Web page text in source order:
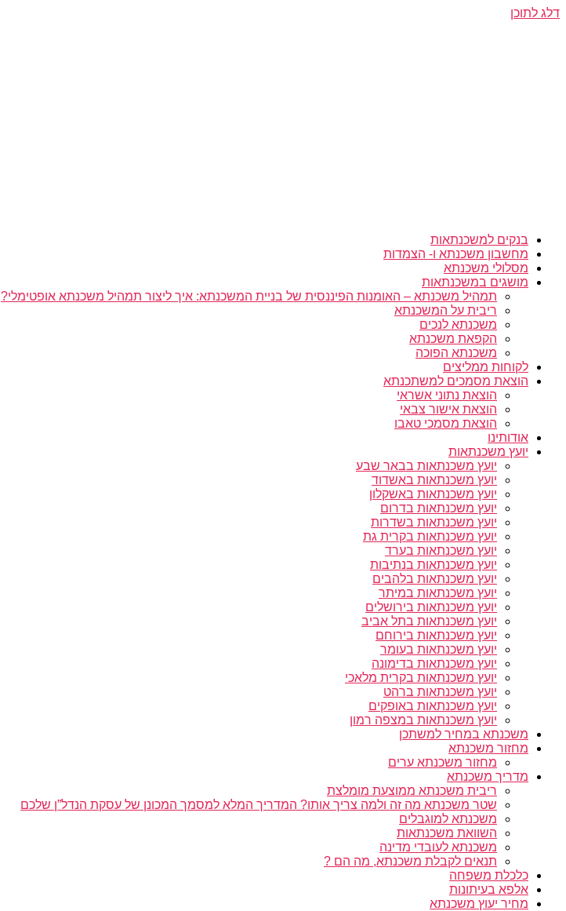
דלג לתוכן
בנקים למשכנתאות
מחשבון משכנתא ו- הצמדות
מסלולי משכנתא
מושגים במשכנתאות
תמהיל משכנתא – האומנות הפיננסית של בניית המשכנתא: איך ליצור תמהיל משכנתא אופטימלי?
ריבית על המשכנתא
משכנתא לנכים
הקפאת משכנתא
משכנתא הפוכה
לקוחות ממליצים
הוצאת מסמכים למשתכנתא
הוצאת נתוני אשראי
הוצאת אישור צבאי
הוצאת מסמכי טאבו
אודותינו
יועץ משכנתאות
יועץ משכנתאות בבאר שבע
יועץ משכנתאות באשדוד
יועץ משכנתאות באשקלון
יועץ משכנתאות בדרום
יועץ משכנתאות בשדרות
יועץ משכנתאות בקרית גת
יועץ משכנתאות בערד
יועץ משכנתאות בנתיבות
יועץ משכנתאות בלהבים
יועץ משכנתאות במיתר
יועץ משכנתאות בירושלים
יועץ משכנתאות בתל אביב
יועץ משכנתאות בירוחם
יועץ משכנתאות בעומר
יועץ משכנתאות בדימונה
יועץ משכנתאות בקרית מלאכי
יועץ משכנתאות ברהט
יועץ משכנתאות באופקים
יועץ משכנתאות במצפה רמון
משכנתא במחיר למשתכן
מחזור משכנתא
מחזור משכנתא ערים
מדריך משכנתא
ריבית משכנתא ממוצעת מומלצת
שטר משכנתא מה זה ולמה צריך אותו? המדריך המלא למסמך המכונן של עסקת הנדל”ן שלכם
משכנתא למוגבלים
השוואת משכנתאות
משכנתא לעובדי מדינה
תנאים לקבלת משכנתא, מה הם ?
כלכלת משפחה
אלפא בעיתונות
מחיר יעוץ משכנתא